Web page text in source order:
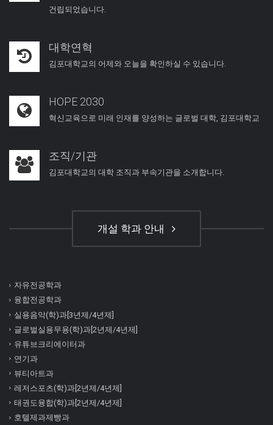
건립되었습니다.
대학연혁
김포대학교의 어제와 오늘을 확인하실 수 있습니다.
HOPE 2030
혁신교육으로 미래 인재를 양성하는 글로벌 대학, 김포대학교
조직/기관
김포대학교의 대학 조직과 부속기관을 소개합니다.
개설 학과 안내
자유전공학과
융합전공학과
실용음악(학)과[3년제/4년제]
글로벌실용무용(학)과[2년제/4년제]
유튜브크리에이터과
연기과
뷰티아트과
레저스포츠(학)과[2년제/4년제]
태권도융합(학)과[2년제/4년제]
호텔제과제빵과